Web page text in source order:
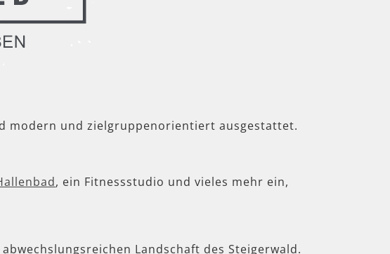
modern und zielgruppenorientiert ausgestattet.
, ein Fitnessstudio und vieles mehr ein,
Landschaft des Steigerwald.